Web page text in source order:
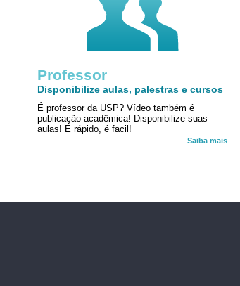
Professor
Disponibilize aulas, palestras e cursos
É professor da USP? Vídeo também é
publicação acadêmica! Disponibilize suas
aulas! É rápido, é facil!
Saiba mais